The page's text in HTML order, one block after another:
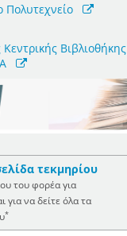
Πολυτεχνείο
Βιβλιοθήκης
τεκμηρίου
του φορέα για
για να δείτε όλα τα
*